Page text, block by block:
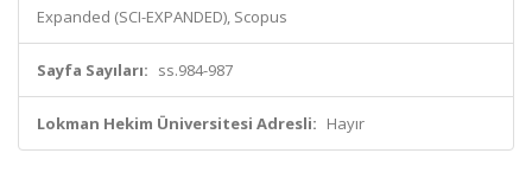
Expanded (SCI-EXPANDED), Scopus
Sayfa Sayıları: ss.984-987
Lokman Hekim Üniversitesi Adresli: Hayır